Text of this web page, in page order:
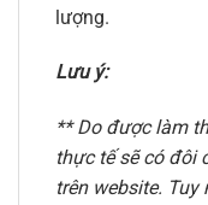
lượng.
Lưu ý:
** Do được làm
thực tế sẽ có đôi
trên website.